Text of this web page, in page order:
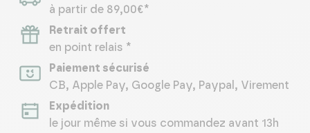
à partir de 89,00€*
Retrait offert
en point relais *
Paiement sécurisé
CB, Apple Pay, Google Pay, Paypal, Virement
Expédition
le jour même si vous commandez avant 13h